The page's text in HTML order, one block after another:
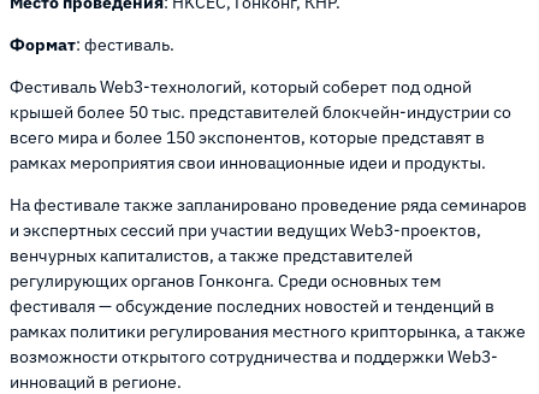
Формат: фестиваль.
Фестиваль Web3-технологий, который соберет под одной
крышей более 50 тыс. представителей блокчейн-индустрии со
всего мира и более 150 экспонентов, которые представят в
рамках мероприятия свои инновационные идеи и продукты.
На фестивале также запланировано проведение ряда семинаров
и экспертных сессий при участии ведущих Web3-проектов,
венчурных капиталистов, а также представителей
регулирующих органов Гонконга. Среди основных тем
фестиваля — обсуждение последних новостей и тенденций в
рамках политики регулирования местного крипторынка, а также
возможности открытого сотрудничества и поддержки Web3-
инноваций в регионе.